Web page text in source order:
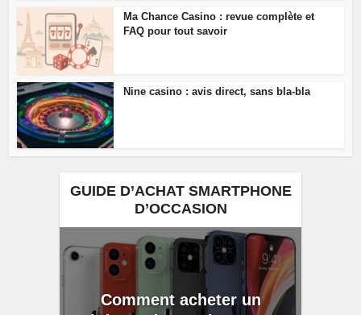
Ma Chance Casino : revue complète et
FAQ pour tout savoir
Nine casino : avis direct, sans bla-bla
GUIDE D’ACHAT SMARTPHONE
D’OCCASION
Comment acheter un